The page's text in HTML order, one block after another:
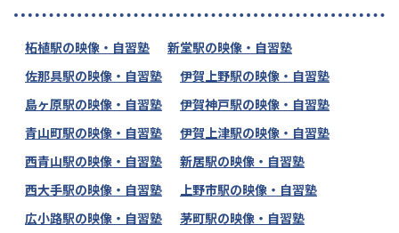
柘植駅の映像・自習塾
新堂駅の映像・自習塾
佐那具駅の映像・自習塾
伊賀上野駅の映像・自習塾
島ヶ原駅の映像・自習塾
伊賀神戸駅の映像・自習塾
青山町駅の映像・自習塾
伊賀上津駅の映像・自習塾
西青山駅の映像・自習塾
新居駅の映像・自習塾
西大手駅の映像・自習塾
上野市駅の映像・自習塾
広小路駅の映像・自習塾
茅町駅の映像・自習塾